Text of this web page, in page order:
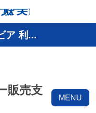
ア 利...
販売支
MENU